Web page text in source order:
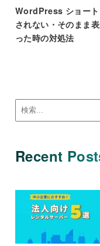
WordPress ショート
されない・そのまま
った時の対処法
Recent